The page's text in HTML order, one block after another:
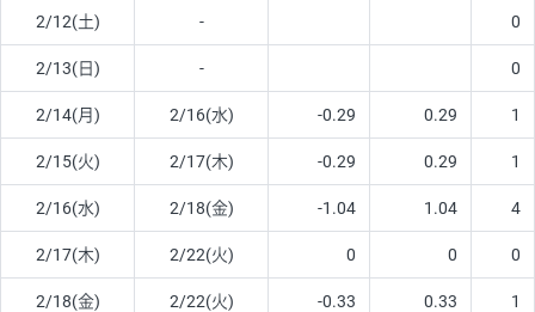
2/12(土) - 0
2/13(日) - 0
2/14(月) 2/16(水) -0.29 0.29 1
2/15(火) 2/17(木) -0.29 0.29 1
2/16(水) 2/18(金) -1.04 1.04 4
2/17(木) 2/22(火) 0 0 0
2/18(金) 2/22(火) -0.33 0.33 1